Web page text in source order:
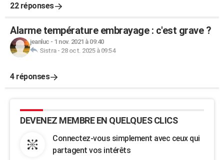
22 réponses
Alarme température embrayage : c'est grave ?
jeanluc - 1 nov. 2021 à 09:40
Sistra- 28 oct. 2025 à 09:54
4 réponses
DEVENEZ MEMBRE EN QUELQUES CLICS
Connectez-vous simplement avec ceux qui
partagent vos intérêts